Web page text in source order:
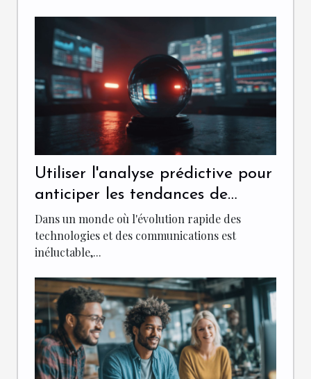
Utiliser l'analyse prédictive pour
anticiper les tendances de
communication
Dans un monde où l'évolution rapide des
technologies et des communications est
inéluctable,...